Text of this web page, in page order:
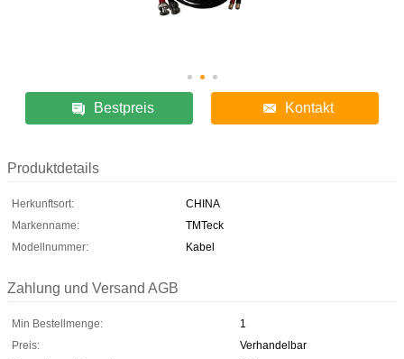
Bestpreis Kontakt
Produktdetails
Herkunftsort:
CHINA
Markenname:
TMTeck
Modellnummer:
Kabel
Zahlung und Versand AGB
Min Bestellmenge:
1
Preis:
Verhandelbar